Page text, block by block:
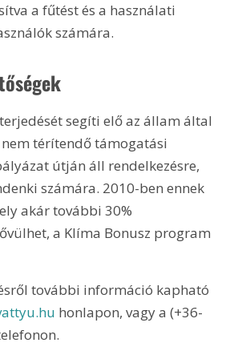
a fűtést és a használati
számára.
térítendő támogatási
útján áll rendelkezésre,
számára. 2010-ben ennek
akár további 30%
a Klíma Bonusz program
további információ kapható
honlapon, vagy a (+36-